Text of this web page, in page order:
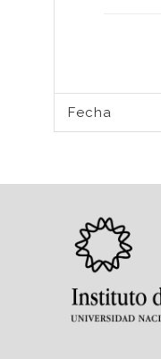
Fecha